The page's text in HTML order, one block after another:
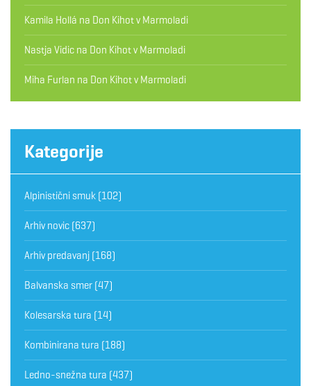
Kamila Hollá na Don Kihot v Marmoladi
Nastja Vidic na Don Kihot v Marmoladi
Miha Furlan na Don Kihot v Marmoladi
Kategorije
Alpinistični smuk (102)
Arhiv novic (637)
Arhiv predavanj (168)
Balvanska smer (47)
Kolesarska tura (14)
Kombinirana tura (188)
Ledno-snežna tura (437)